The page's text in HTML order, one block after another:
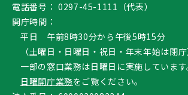
電話番号： 0297-45-1111（代表）
開庁時間：
平日 午前8時30分から午後5時15分
（土曜日・日曜日・祝日・年末年始は閉庁
一部の窓口業務は日曜日に実施しています
日曜開庁業務をご覧ください。